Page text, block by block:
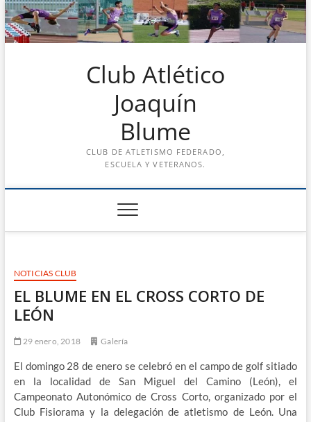
Saltar
al
contenido
Club Atlético
Joaquín
Blume
CLUB DE ATLETISMO FEDERADO,
ESCUELA Y VETERANOS.
NOTICIAS CLUB
EL BLUME EN EL CROSS CORTO DE
LEÓN
29 enero, 2018 Galería
El domingo 28 de enero se celebró en el campo de golf sitiado
en la localidad de San Miguel del Camino (León), el
Campeonato Autonómico de Cross Corto, organizado por el
Club Fisiorama y la delegación de atletismo de León. Una